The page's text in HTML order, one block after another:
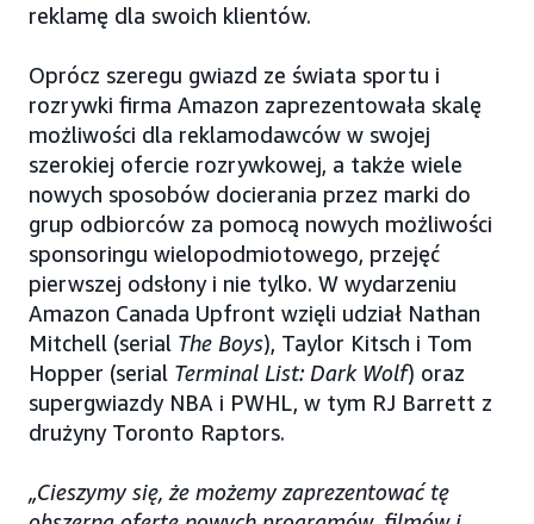
reklamę dla swoich klientów.
Oprócz szeregu gwiazd ze świata sportu i
rozrywki firma Amazon zaprezentowała skalę
możliwości dla reklamodawców w swojej
szerokiej ofercie rozrywkowej, a także wiele
nowych sposobów docierania przez marki do
grup odbiorców za pomocą nowych możliwości
sponsoringu wielopodmiotowego, przejęć
pierwszej odsłony i nie tylko. W wydarzeniu
Amazon Canada Upfront wzięli udział Nathan
Mitchell (serial The Boys), Taylor Kitsch i Tom
Hopper (serial Terminal List: Dark Wolf) oraz
supergwiazdy NBA i PWHL, w tym RJ Barrett z
drużyny Toronto Raptors.
„Cieszymy się, że możemy zaprezentować tę